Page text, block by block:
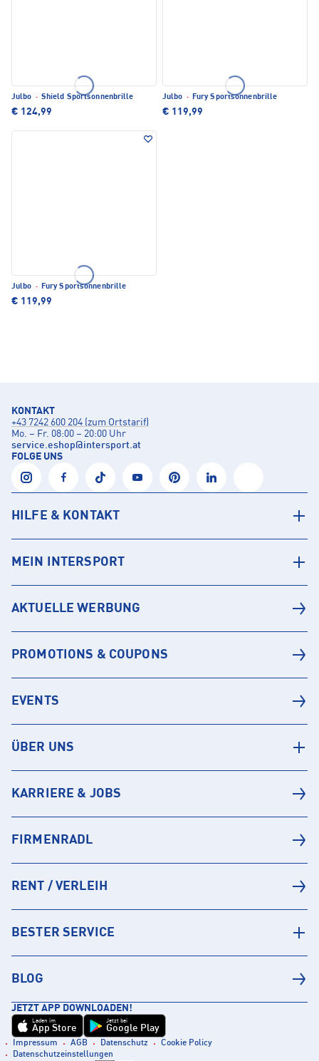
Julbo · Shield Sportsonnenbrille
€ 124,99
Julbo · Fury Sportsonnenbrille
€ 119,99
Julbo · Fury Sportsonnenbrille
€ 119,99
KONTAKT
+43 7242 600 204 (zum Ortstarif)
Mo. – Fr. 08:00 – 20:00 Uhr
service.eshop@intersport.at
FOLGE UNS
HILFE & KONTAKT
MEIN INTERSPORT
AKTUELLE WERBUNG
PROMOTIONS & COUPONS
EVENTS
ÜBER UNS
KARRIERE & JOBS
FIRMENRADL
RENT / VERLEIH
BESTER SERVICE
BLOG
JETZT APP DOWNLOADEN!
Laden im
App Store
Jetzt bei
Google Play
Impressum AGB Datenschutz
Cookie Policy
Datenschutzeinstellungen